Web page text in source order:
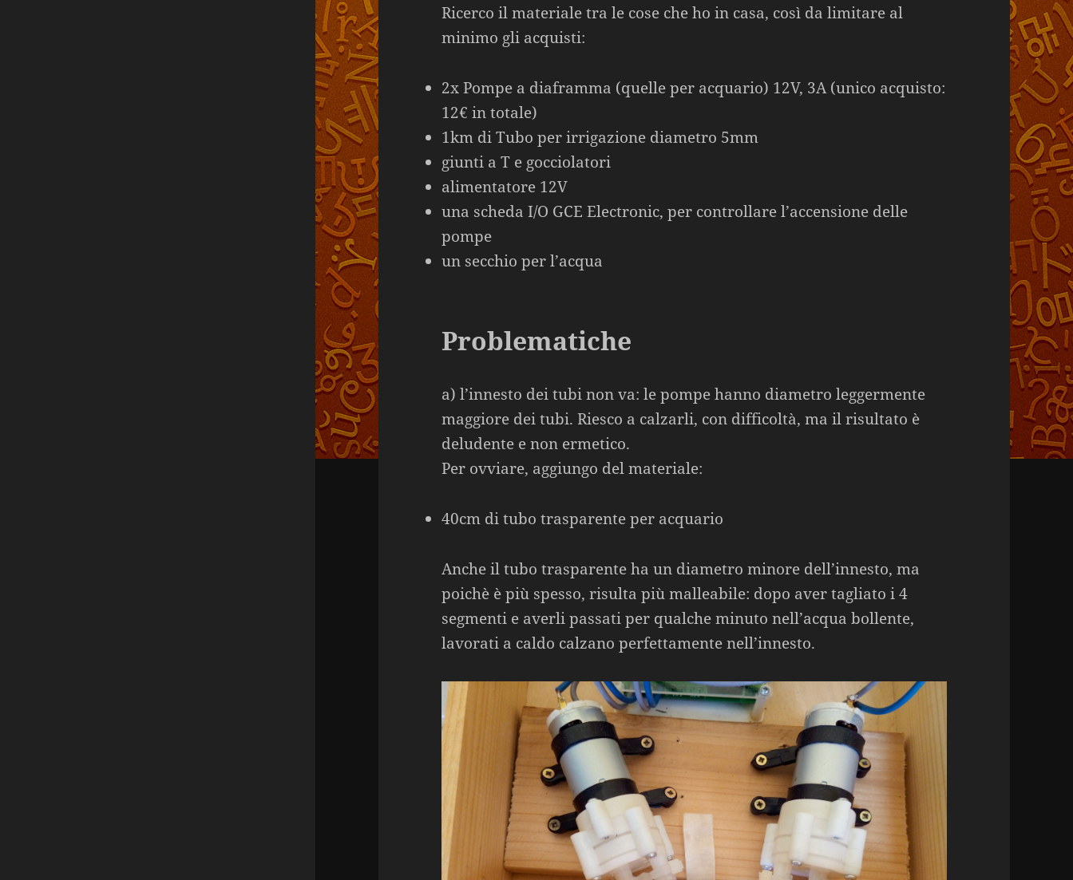
Ricerco il materiale tra le cose che ho in casa, così da limitare al
minimo gli acquisti:
2x Pompe a diaframma (quelle per acquario) 12V, 3A (unico acquisto:
12€ in totale)
1km di Tubo per irrigazione diametro 5mm
giunti a T e gocciolatori
alimentatore 12V
una scheda I/O GCE Electronic, per controllare l’accensione delle
pompe
un secchio per l’acqua
Problematiche
a) l’innesto dei tubi non va: le pompe hanno diametro leggermente
maggiore dei tubi. Riesco a calzarli, con difficoltà, ma il risultato è
deludente e non ermetico.
Per ovviare, aggiungo del materiale:
40cm di tubo trasparente per acquario
Anche il tubo trasparente ha un diametro minore dell’innesto, ma
poichè è più spesso, risulta più malleabile: dopo aver tagliato i 4
segmenti e averli passati per qualche minuto nell’acqua bollente,
lavorati a caldo calzano perfettamente nell’innesto.